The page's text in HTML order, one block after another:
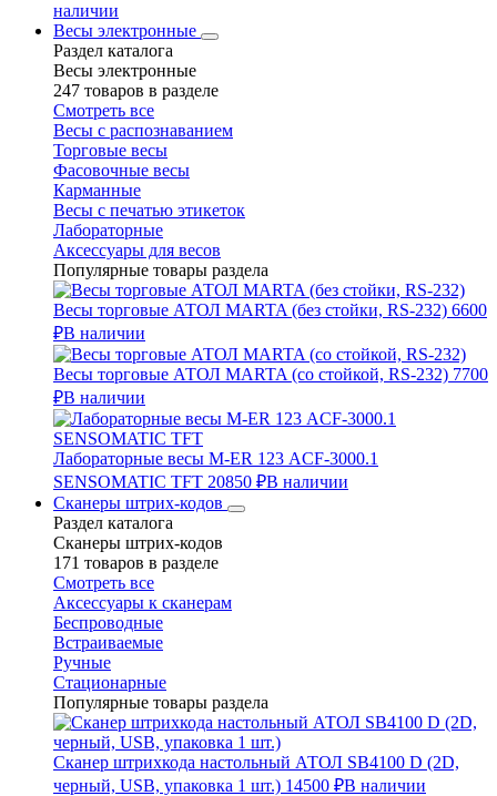
наличии
Весы электронные
Раздел каталога
Весы электронные
247 товаров в разделе
Смотреть все
Весы с распознаванием
Торговые весы
Фасовочные весы
Карманные
Весы с печатью этикеток
Лабораторные
Аксессуары для весов
Популярные товары раздела
Весы торговые АТОЛ MARTA (без стойки, RS-232) 6600
₽В наличии
Весы торговые АТОЛ MARTA (со стойкой, RS-232) 7700
₽В наличии
Лабораторные весы M-ER 123 АCF-3000.1
SENSOMATIC TFT 20850 ₽В наличии
Сканеры штрих-кодов
Раздел каталога
Сканеры штрих-кодов
171 товаров в разделе
Смотреть все
Аксессуары к сканерам
Беспроводные
Встраиваемые
Ручные
Стационарные
Популярные товары раздела
Сканер штрихкода настольный АТОЛ SB4100 D (2D,
черный, USB, упаковка 1 шт.) 14500 ₽В наличии